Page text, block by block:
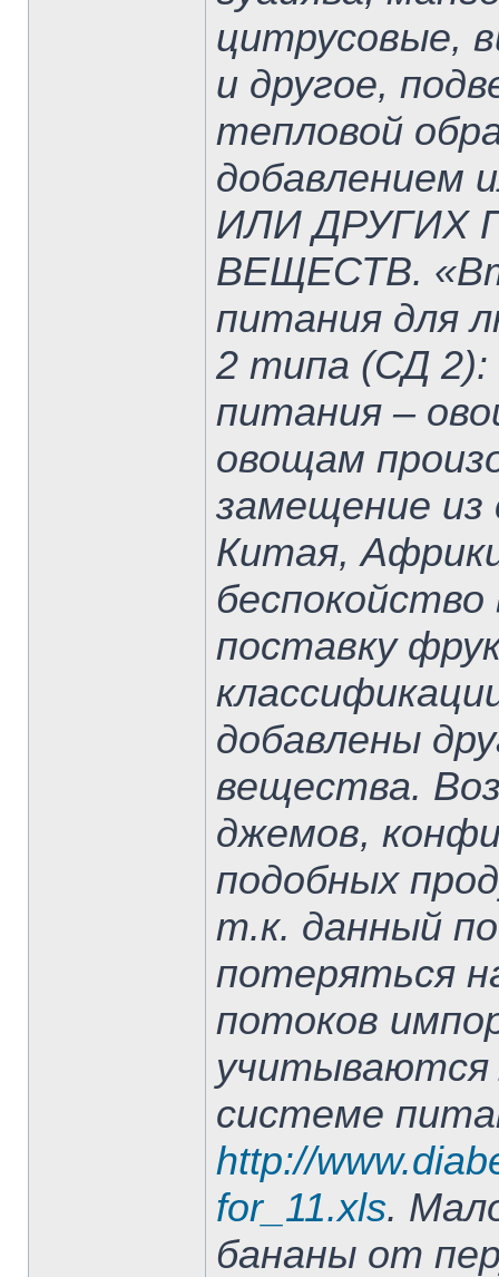
цитрусовые,
и другое,
тепловой
добавлением
ИЛИ
ВЕЩЕСТВ.
питания для
2 типа (СД 2):
питания –
овощам
замещение
Китая,
поставку
добавлены
вещества.
джемов,
подобных
т.к. данный
потеряться
потоков
учитываются
системе
http://
for_11.xls.
бананы от